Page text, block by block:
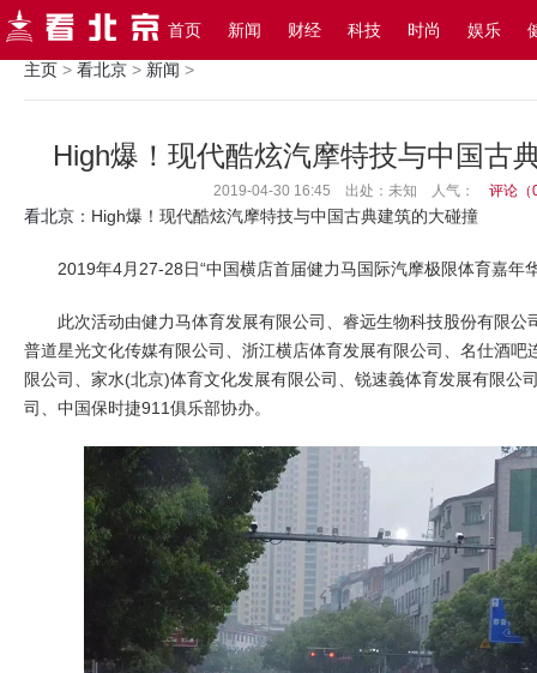
首页 新闻 财经 科技 时尚 娱乐搜索
主页 > 看北京 > 新闻 >
High爆！现代酷炫汽摩特技与中国古
2019-04-30 16:45 出处：未知 人气： 评论（
看北京 ：High爆！现代酷炫汽摩特技与中国古典建筑的大碰撞
2019年4月27-28日“中国横店首届健力马国际汽摩极限体育嘉年
此次活动由健力马体育发展有限公司、睿远生物科技股份有限公
普道星光文化传媒有限公司、浙江横店体育发展有限公司、名仕酒吧
限公司、家水(北京)体育文化发展有限公司、锐速義体育发展有限公
司、中国保时捷911俱乐部协办。